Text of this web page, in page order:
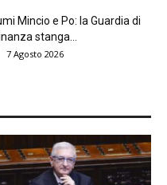
Mincio e Po: la Guardia di
stanga...
7 Agosto 2026